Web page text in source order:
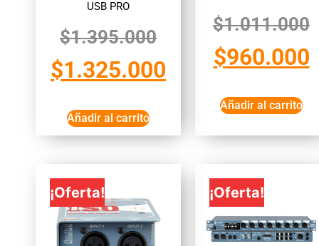
USB PRO
$1.395.000
$1.325.000
Añadir al carrito
$1.011.000
$960.000
Añadir al carrito
¡Oferta! ¡Oferta!